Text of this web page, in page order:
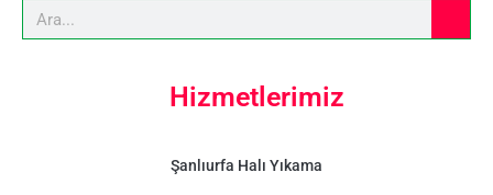
Hizmetlerimiz
Şanlıurfa Halı Yıkama